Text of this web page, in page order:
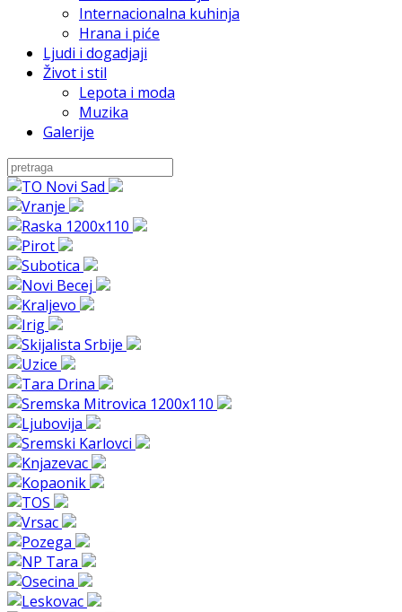
Internacionalna kuhinja
Hrana i piće
Ljudi i dogadjaji
Život i stil
Lepota i moda
Muzika
Galerije